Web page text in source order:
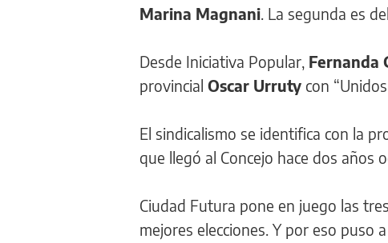
Marina Magnani. La segunda es
Desde Iniciativa Popular, Fernanda
provincial Oscar Urruty con
El sindicalismo se identifica con la
que llegó al Concejo hace dos años
Ciudad Futura pone en juego las
mejores elecciones. Y por eso puso a